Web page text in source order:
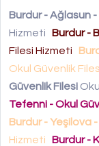
Burdur - Ağlasun
Hizmeti
Burdur -
Filesi Hizmeti
Okul Güvenlik
Güvenlik Filesi
Tefenni - Okul
Burdur - Yeşilova
Hizmeti
Burdur -